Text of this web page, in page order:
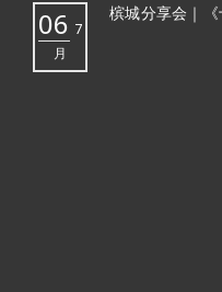
06 7
月
槟城分享会｜